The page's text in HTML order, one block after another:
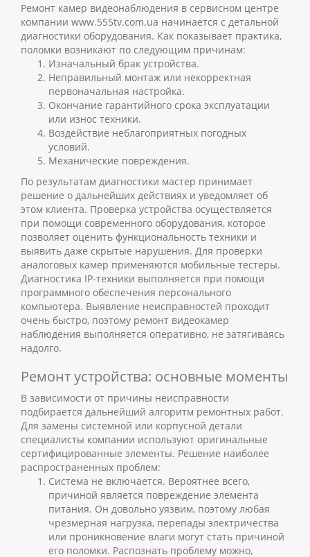
Ремонт камер видеонаблюдения в сервисном центре
компании www.555tv.com.ua начинается с детальной
диагностики оборудования. Как показывает практика,
поломки возникают по следующим причинам:
Изначальный брак устройства.
Неправильный монтаж или некорректная
первоначальная настройка.
Окончание гарантийного срока эксплуатации
или износ техники.
Воздействие неблагоприятных погодных
условий.
Механические повреждения.
По результатам диагностики мастер принимает
решение о дальнейших действиях и уведомляет об
этом клиента. Проверка устройства осуществляется
при помощи современного оборудования, которое
позволяет оценить функциональность техники и
выявить даже скрытые нарушения. Для проверки
аналоговых камер применяются мобильные тестеры.
Диагностика IP-техники выполняется при помощи
программного обеспечения персонального
компьютера. Выявление неисправностей проходит
очень быстро, поэтому ремонт видеокамер
наблюдения выполняется оперативно, не затягиваясь
надолго.
Ремонт устройства: основные моменты
В зависимости от причины неисправности
подбирается дальнейший алгоритм ремонтных работ.
Для замены системной или корпусной детали
специалисты компании используют оригинальные
сертифицированные элементы. Решение наиболее
распространенных проблем:
Система не включается. Вероятнее всего,
причиной является повреждение элемента
питания. Он довольно уязвим, поэтому любая
чрезмерная нагрузка, перепады электричества
или проникновение влаги могут стать причиной
его поломки. Распознать проблему можно,